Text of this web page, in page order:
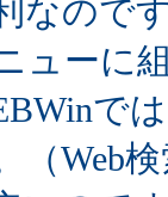
なので
ューに
で
（Web